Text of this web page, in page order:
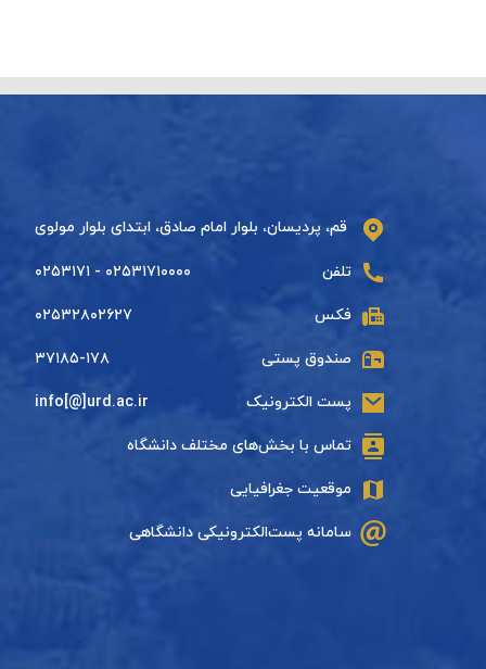
قم، پردیسان، بلوار امام صادق، ابتدای بلوار مولوی
تلفن ۰۲۵۳۱۷۱۰۰۰۰ - ۰۲۵۳۱۷۱
فکس ۰۲۵۳۲۸۰۲۶۲۷
صندوق پستی ۳۷۱۸۵-۱۷۸
پست الکترونیک info[@]urd.ac.ir
تماس با بخش‌های مختلف دانشگاه
موقعیت جغرافیایی
سامانه پست‌الکترونیکی دانشگاهی